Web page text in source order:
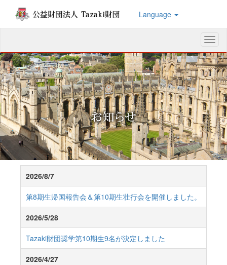
Language
メ
ニ
ュ
ー
2026/8/7
第8期生帰国報告会＆第10期生壮行会を開催しました。
2026/5/28
Tazaki財団奨学第10期生9名が決定しました
2026/4/27